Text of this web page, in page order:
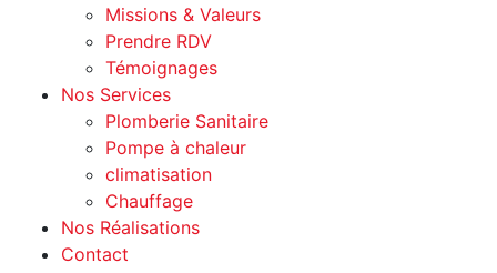
Missions & Valeurs
Prendre RDV
Témoignages
Nos Services
Plomberie Sanitaire
Pompe à chaleur
climatisation
Chauffage
Nos Réalisations
Contact